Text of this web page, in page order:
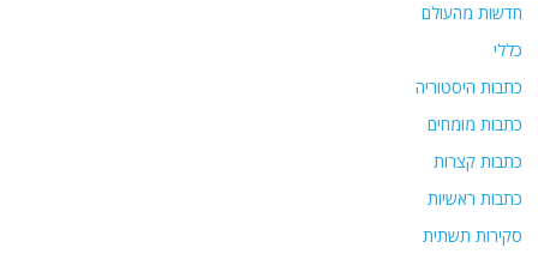
חדשות מהעולם
כללי
כתבות היסטוריה
כתבות מומחים
כתבות קצרות
כתבות ראשיות
סקירות תשתית